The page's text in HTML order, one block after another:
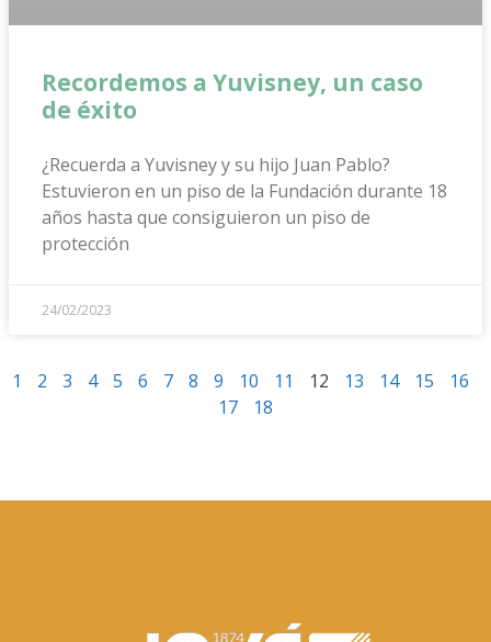
Recordemos a Yuvisney, un caso
de éxito
¿Recuerda a Yuvisney y su hijo Juan Pablo?
Estuvieron en un piso de la Fundación durante 18
años hasta que consiguieron un piso de
protección
24/02/2023
1 2 3 4 5 6 7 8 9 10 11 12 13 14 15
16
17
18